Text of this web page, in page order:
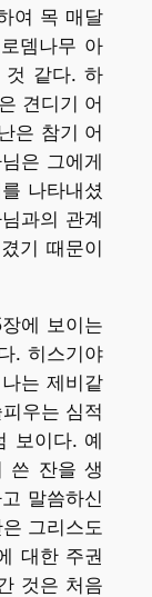
여 목 매달
뎀나무 아
것 같다. 하
견디기 어
은 참기 어
은 그에게
나타내셨
과의 관계
기 때문이
에 보이는
. 히스기야
는 제비같
우는 심적
보이다. 예
쓴 잔을 생
말씀하신
그리스도
대한 주권
것은 처음